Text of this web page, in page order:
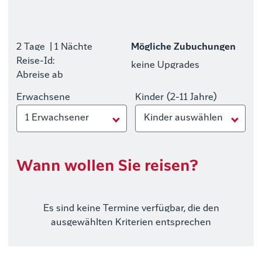
2 Tage
| 1 Nächte
Reise-Id:
Abreise ab
Mögliche Zubuchungen
keine Upgrades
Erwachsene
1 Erwachsener
Kinder (2-11 Jahre)
Kinder auswählen
Wann wollen Sie reisen?
Es sind keine Termine verfügbar, die den
ausgewählten Kriterien entsprechen